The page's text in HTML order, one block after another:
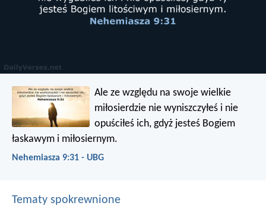
Ale ze względu na swoje wielkie
miłosierdzie nie wyniszczyłeś i nie
opuściłeś ich, gdyż jesteś Bogiem
łaskawym i miłosiernym.
Nehemiasza 9:31 - UBG
Tematy spokrewnione